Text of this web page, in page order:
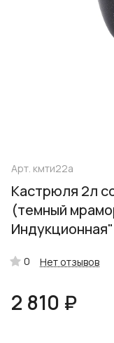
Арт. кмти22а
Кастрюля 2л
(темный
Индукционная"
0 Нет отзывов
2 810 ₽